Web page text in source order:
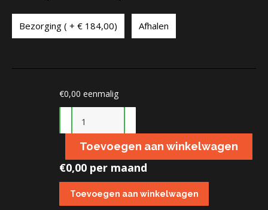
Bezorging ( + € 184,00) Afhalen
€0,00 eenmalig
veranda
aantalToevoegen aan winkelwagen
€0,00 per maand